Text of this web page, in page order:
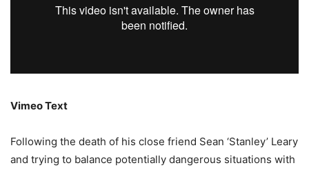
Vimeo Text
Following the death of his close friend Sean ‘Stanley’ Leary
and trying to balance potentially dangerous situations with